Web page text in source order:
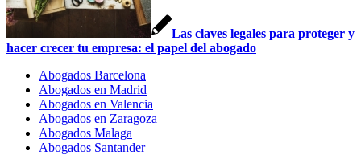
Las claves legales para proteger y
hacer crecer tu empresa: el papel del abogado
Abogados Barcelona
Abogados en Madrid
Abogados en Valencia
Abogados en Zaragoza
Abogados Malaga
Abogados Santander